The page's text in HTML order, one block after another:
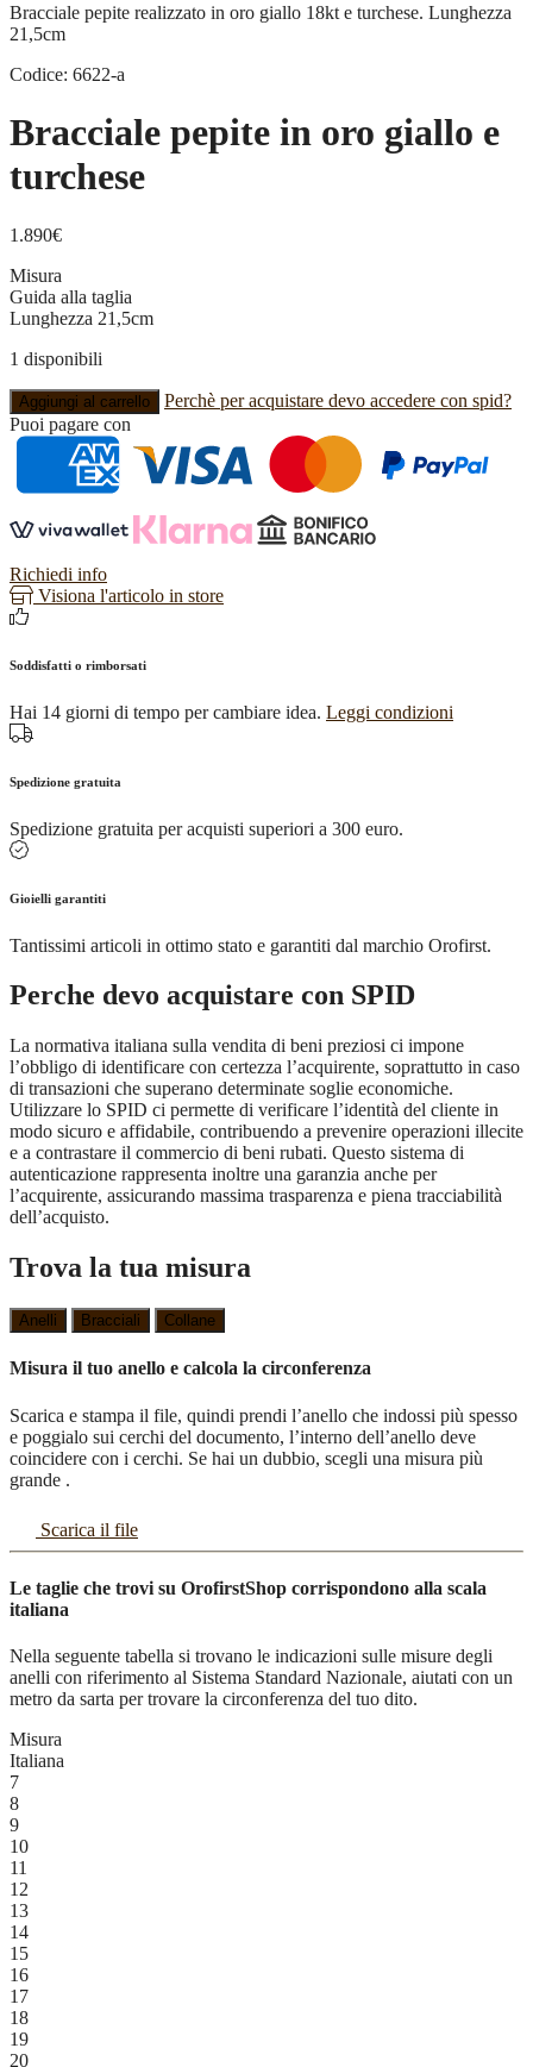
Bracciale pepite realizzato in oro giallo 18kt e turchese. Lunghezza
21,5cm
Codice: 6622-a
Bracciale pepite in oro giallo e
turchese
1.890€
Misura
Guida alla taglia
Lunghezza 21,5cm
1 disponibili
Bracciale
pepite
in
giallo
turchese
Aggiungi al carrello
Perchè per acquistare devo accedere con spid?
Puoi pagare con
Richiedi info
Visiona l'articolo in store
Soddisfatti o rimborsati
Hai 14 giorni di tempo per cambiare idea. Leggi condizioni
Spedizione gratuita
Spedizione gratuita per acquisti superiori a 300 euro.
Gioielli garantiti
Tantissimi articoli in ottimo stato e garantiti dal marchio Orofirst.
Perche devo acquistare con SPID
La normativa italiana sulla vendita di beni preziosi ci impone
l’obbligo di identificare con certezza l’acquirente, soprattutto in caso
di transazioni che superano determinate soglie economiche.
Utilizzare lo SPID ci permette di verificare l’identità del cliente in
modo sicuro e affidabile, contribuendo a prevenire operazioni illecite
e a contrastare il commercio di beni rubati. Questo sistema di
autenticazione rappresenta inoltre una garanzia anche per
l’acquirente, assicurando massima trasparenza e piena tracciabilità
dell’acquisto.
Trova la tua misura
Anelli Bracciali Collane
Misura il tuo anello e calcola la circonferenza
Scarica e stampa il file, quindi prendi l’anello che indossi più spesso
e poggialo sui cerchi del documento, l’interno dell’anello deve
coincidere con i cerchi. Se hai un dubbio, scegli una misura più
grande .
Scarica il file
Le taglie che trovi su OrofirstShop corrispondono alla scala
italiana
Nella seguente tabella si trovano le indicazioni sulle misure degli
anelli con riferimento al Sistema Standard Nazionale, aiutati con un
metro da sarta per trovare la circonferenza del tuo dito.
Misura
Italiana
7
8
9
10
11
12
13
14
15
16
17
18
19
20